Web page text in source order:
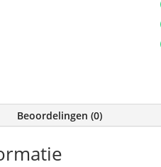
Beoordelingen (0)